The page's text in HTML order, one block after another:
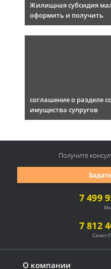
Жилищная субсидия
оформить и получить
соглашение о разделе
имущества супругов
О компании
7 499
7 812
Санкт-
Получите